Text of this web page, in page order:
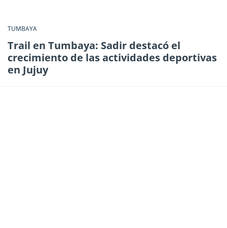
TUMBAYA
Trail en Tumbaya: Sadir destacó el
crecimiento de las actividades deportivas
en Jujuy